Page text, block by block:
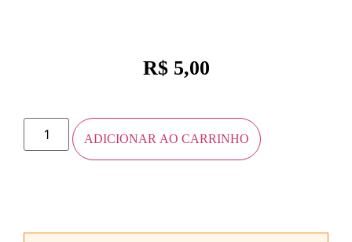
R$5,00
ADICIONAR AO CARRINHO